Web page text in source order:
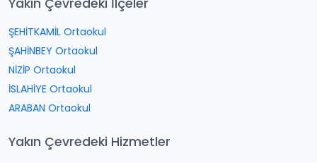
Yakın Çevredeki İlçeler
ŞEHİTKAMİL Ortaokul
ŞAHİNBEY Ortaokul
NİZİP Ortaokul
İSLAHİYE Ortaokul
ARABAN Ortaokul
Yakın Çevredeki Hizmetler